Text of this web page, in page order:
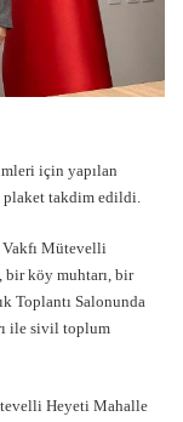
için yapılan
plaket takdim edildi.
Vakfı Mütevelli
bir köy muhtarı, bir
Toplantı Salonunda
ile sivil toplum
Heyeti Mahalle